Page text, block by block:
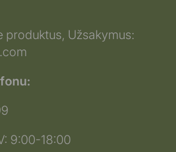
produktus, Užsakymus:
9:00-18:00